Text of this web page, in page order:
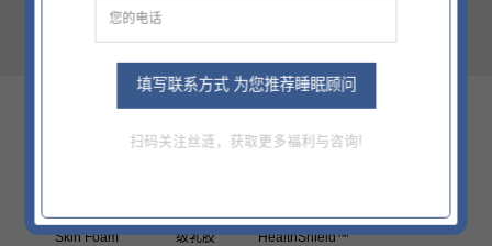
亲肤舒适泡棉
Skin Foam
中央超感回弹 高
级乳胶
益爽护盾®面料
HealthShield™
填写联系方式 为您推荐睡眠顾问
扫码关注丝涟，获取更多福利与咨询!